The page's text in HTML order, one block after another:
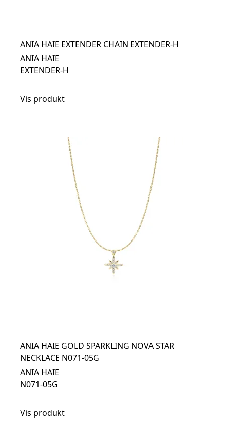
ANIA HAIE EXTENDER CHAIN EXTENDER-H
ANIA HAIE
EXTENDER-H
Vis produkt
ANIA HAIE GOLD SPARKLING NOVA STAR
NECKLACE N071-05G
ANIA HAIE
N071-05G
Vis produkt